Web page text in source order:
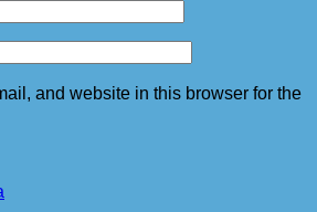
and website in this browser for the